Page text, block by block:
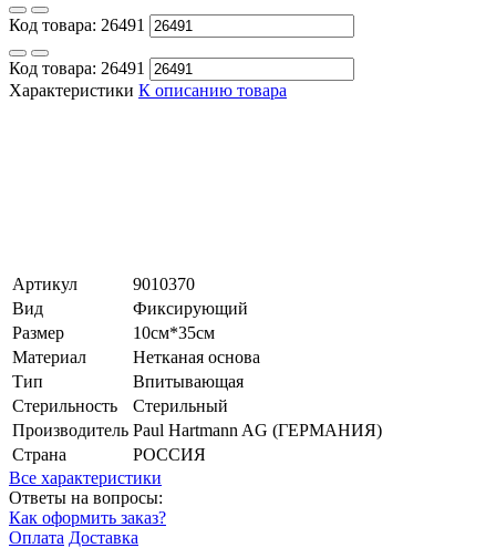
Код товара: 26491
Код товара: 26491
Характеристики К описанию товара
Артикул
9010370
Вид
Фиксирующий
Размер
10см*35см
Материал
Нетканая основа
Тип
Впитывающая
Стерильность
Стерильный
Производитель Paul Hartmann AG (ГЕРМАНИЯ)
Страна
РОССИЯ
Все характеристики
Ответы на вопросы:
Как оформить заказ?
Оплата Доставка